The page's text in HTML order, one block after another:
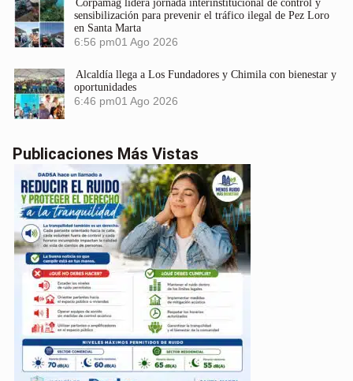
Corpamag lidera jornada interinstitucional de control y
sensibilización para prevenir el tráfico ilegal de Pez Loro
en Santa Marta
6:56 pm01 Ago 2026
Alcaldía llega a Los Fundadores y Chimila con bienestar y
oportunidades
6:46 pm01 Ago 2026
Publicaciones Más Vistas